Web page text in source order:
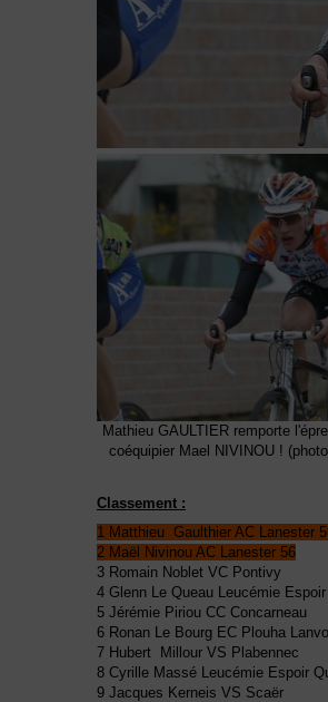
Mathieu GAULTIER remporte
coéquipier Mael NIVINOU !
Classement :
1 Matthieu Gaulthier AC Lanester
2 Maël Nivinou AC Lanester 56
3 Romain Noblet VC Pontivy
4 Glenn Le Queau Leucémie
5 Jérémie Piriou CC Concarneau
6 Ronan Le Bourg EC Plouha
7 Hubert Millour VS Plabennec
8 Cyrille Massé Leucémie Espoir
9 Jacques Kerneis VS Scaër